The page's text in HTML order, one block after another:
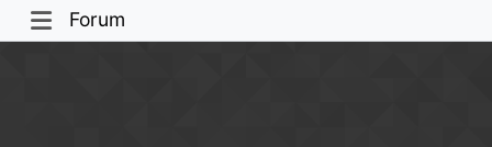
Forum